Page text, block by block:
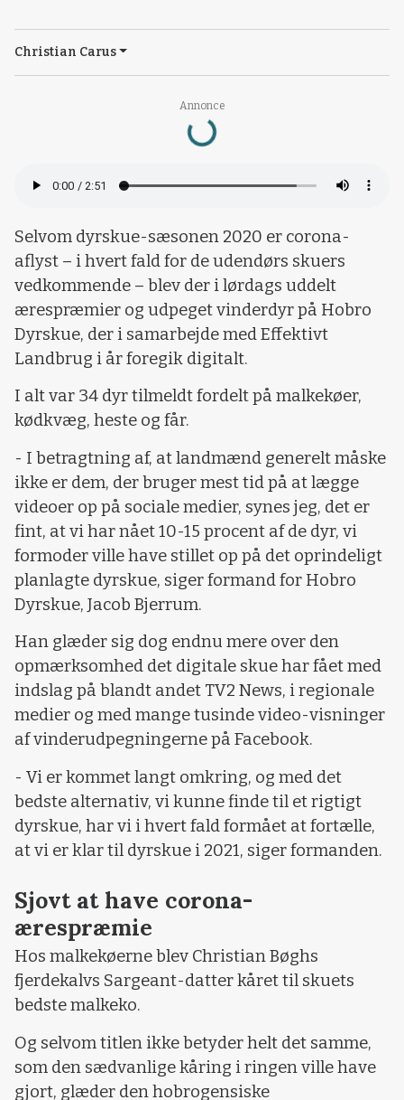
Annonce
Loading...
Christian Carus
Selvom dyrskue-sæsonen 2020 er corona-
aflyst – i hvert fald for de udendørs skuers
vedkommende – blev der i lørdags uddelt
ærespræmier og udpeget vinderdyr på Hobro
Dyrskue, der i samarbejde med Effektivt
Landbrug i år foregik digitalt.
I alt var 34 dyr tilmeldt fordelt på malkekøer,
kødkvæg, heste og får.
- I betragtning af, at landmænd generelt måske
ikke er dem, der bruger mest tid på at lægge
videoer op på sociale medier, synes jeg, det er
fint, at vi har nået 10-15 procent af de dyr, vi
formoder ville have stillet op på det oprindeligt
planlagte dyrskue, siger formand for Hobro
Dyrskue, Jacob Bjerrum.
Han glæder sig dog endnu mere over den
opmærksomhed det digitale skue har fået med
indslag på blandt andet TV2 News, i regionale
medier og med mange tusinde video-visninger
af vinderudpegningerne på Facebook.
- Vi er kommet langt omkring, og med det
bedste alternativ, vi kunne finde til et rigtigt
dyrskue, har vi i hvert fald formået at fortælle,
at vi er klar til dyrskue i 2021, siger formanden.
Sjovt at have corona-
ærespræmie
Hos malkekøerne blev Christian Bøghs
fjerdekalvs Sargeant-datter kåret til skuets
bedste malkeko.
Og selvom titlen ikke betyder helt det samme,
som den sædvanlige kåring i ringen ville have
gjort, glæder den hobrogensiske